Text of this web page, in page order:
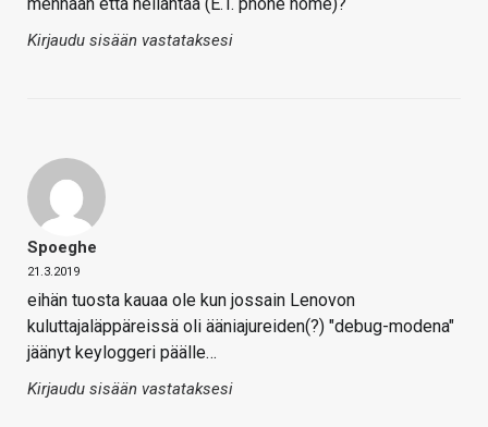
Kirjaudu sisään vastataksesi
Spoeghe
21.3.2019
eihän tuosta kauaa ole kun jossain Lenovon
kuluttajaläppäreissä oli ääniajureiden(?) "debug-modena"
jäänyt keyloggeri päälle…
Kirjaudu sisään vastataksesi